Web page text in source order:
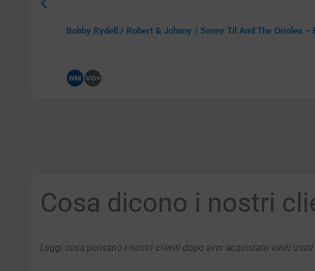
Bobby Rydell / Robert & Johnny / Sonny Til And The Orioles
Cosa dicono i nostri
Leggi cosa pensano i nostri clienti dopo aver acquistato vinili